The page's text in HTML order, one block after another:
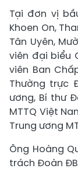
Tại đơn vị
Khoen On,
Tân Uyên,
viên đại biểu
viên Ban
Thường trực
ương, Bí thư
MTTQ Việt
Trung ương
Ông Hoàng
trách Đoàn